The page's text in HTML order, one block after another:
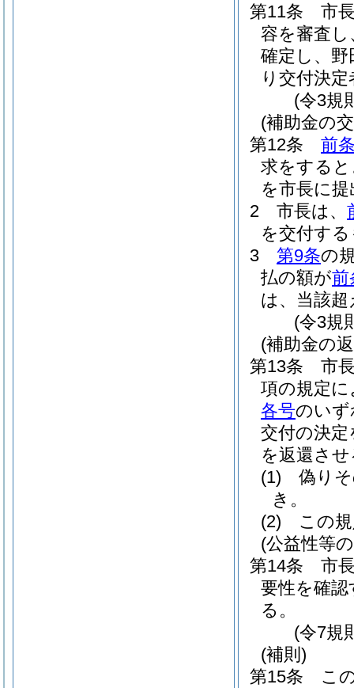
第11条
市
容を審査
確定し、野
り交付決
(令3規
(補助金の
第12条
前
求をすると
を市長に
2
市長は、
を交付す
3
第9条の
払の額が前
は、当該
(令3規
(補助金の
第13条
市
項の規定
各号のいず
交付の決
を返還さ
(1)
偽り
き。
(2)
この
(公益性等
第14条
市
要性を確
る。
(令7規
(補則)
第15条
こ